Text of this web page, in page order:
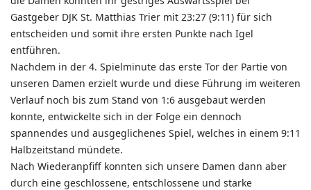
Gastgeber DJK St. Matthias Trier mit 23:27 (9:11) für sich
entscheiden und somit ihre ersten Punkte nach Igel
entführen.
Nachdem in der 4. Spielminute das erste Tor der Partie von
unseren Damen erzielt wurde und diese Führung im weiteren
Verlauf noch bis zum Stand von 1:6 ausgebaut werden
konnte, entwickelte sich in der Folge ein dennoch
spannendes und ausgeglichenes Spiel, welches in einem 9:11
Halbzeitstand mündete.
Nach Wiederanpfiff konnten sich unsere Damen dann aber
durch eine geschlossene, entschlossene und starke